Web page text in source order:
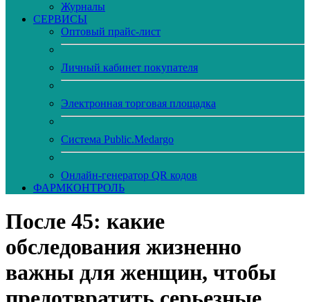
Журналы
CЕРВИСЫ
Оптовый прайс-лист
Личный кабинет покупателя
Электронная торговая площадка
Система Public.Medargo
Онлайн-генератор QR кодов
ФАРМКОНТРОЛЬ
После 45: какие
обследования жизненно
важны для женщин, чтобы